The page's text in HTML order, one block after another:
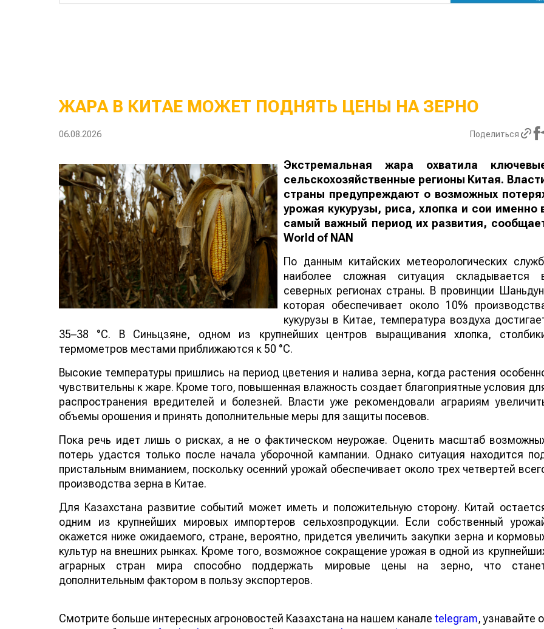
ЖАРА В КИТАЕ МОЖЕТ ПОДНЯТЬ ЦЕНЫ НА ЗЕРНО
06.08.2026 Поделиться
Экстремальная жара охватила
сельскохозяйственные регионы Китая.
страны предупреждают о возможных
урожая кукурузы, риса, хлопка и сои именно
самый важный период их развития,
World of NAN
По данным китайских метеорологических
наиболее сложная ситуация складывается
северных регионах страны. В провинции
которая обеспечивает около 10%
кукурузы в Китае, температура воздуха
35–38 °C. В Синьцзяне, одном из крупнейших центров выращивания хлопка,
термометров местами приближаются к 50 °C.
Высокие температуры пришлись на период цветения и налива зерна, когда растения
чувствительны к жаре. Кроме того, повышенная влажность создает благоприятные условия
распространения вредителей и болезней. Власти уже рекомендовали аграриям
объемы орошения и принять дополнительные меры для защиты посевов.
Пока речь идет лишь о рисках, а не о фактическом неурожае. Оценить масштаб
потерь удастся только после начала уборочной кампании. Однако ситуация находится
пристальным вниманием, поскольку осенний урожай обеспечивает около трех четвертей
производства зерна в Китае.
Для Казахстана развитие событий может иметь и положительную сторону. Китай
одним из крупнейших мировых импортеров сельхозпродукции. Если собственный
окажется ниже ожидаемого, стране, вероятно, придется увеличить закупки зерна и
культур на внешних рынках. Кроме того, возможное сокращение урожая в одной из
аграрных стран мира способно поддержать мировые цены на зерно, что
дополнительным фактором в пользу экспортеров.
Смотрите больше интересных агроновостей Казахстана на нашем канале telegram, узнавайте о